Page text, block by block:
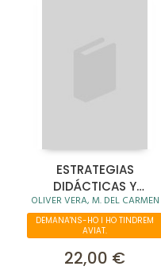
ESTRATEGIAS
DIDÁCTICAS Y
ORGANIZATIVAS ANTE
LA
DIVERSIDAD:DILEMAS
DEL PROFESORADO
OLIVER VERA, M. DEL CARMEN
DEMANA'NS-HO I HO TINDREM
AVIAT.
22,00 €